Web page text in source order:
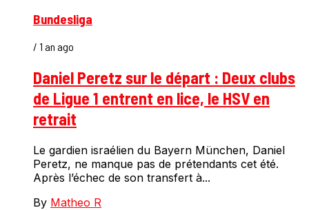
Bundesliga
/ 1 an ago
Daniel Peretz sur le départ : Deux clubs
de Ligue 1 entrent en lice, le HSV en
retrait
Le gardien israélien du Bayern München, Daniel
Peretz, ne manque pas de prétendants cet été.
Après l’échec de son transfert à...
By Matheo R